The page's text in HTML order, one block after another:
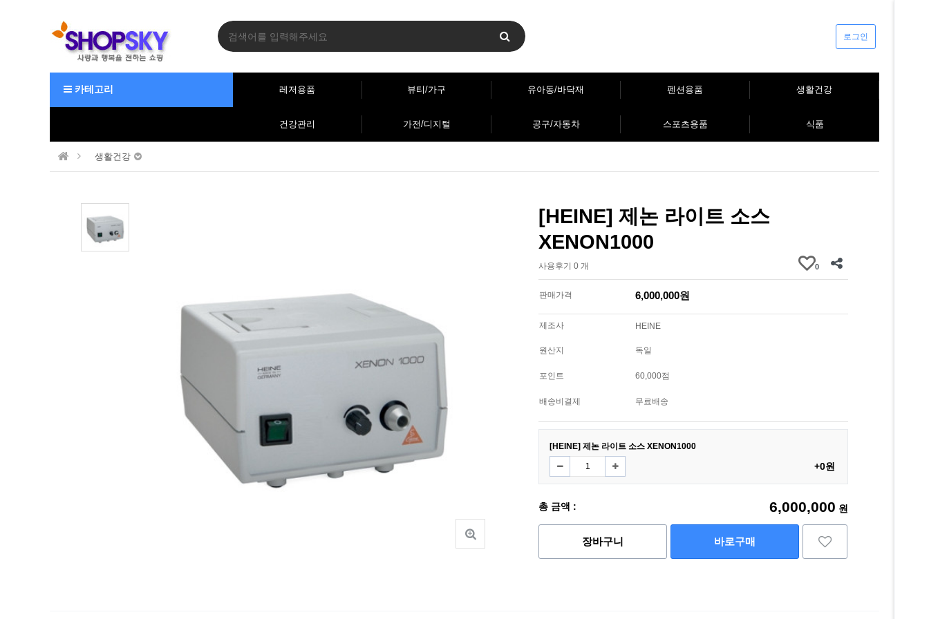
로그인
카테고리 레저용품 뷰티/가구 유아동/바닥재 펜션용품 생활건강
건강관리 가전/디지털 공구/자동차 스포츠용품 식품
생활건강
[HEINE] 제논 라이트 소스
XENON1000
사용후기 0 개 0
판매가격 6,000,000원
제조사 HEINE
원산지 독일
포인트 60,000점
배송비결제 무료배송
[HEINE] 제논 라이트 소스 XENON1000
+0원
총 금액 : 6,000,000 원
장바구니 바로구매